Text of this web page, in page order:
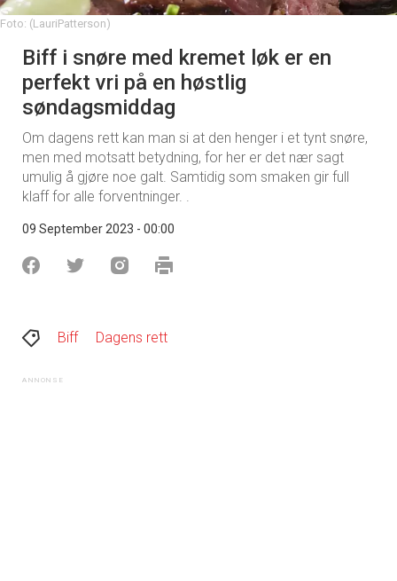
Foto: (LauriPatterson)
Biff i snøre med kremet løk er en
perfekt vri på en høstlig
søndagsmiddag
Om dagens rett kan man si at den henger i et tynt snøre,
men med motsatt betydning, for her er det nær sagt
umulig å gjøre noe galt. Samtidig som smaken gir full
klaff for alle forventninger. .
09 September 2023 - 00:00
Biff Dagens rett